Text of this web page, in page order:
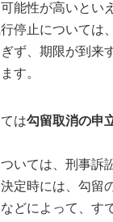
能性が高いとい
停止については
ず、期限が到来
す。
は勾留取消の申
いては、刑事訴
定時には、勾留
どによって、す